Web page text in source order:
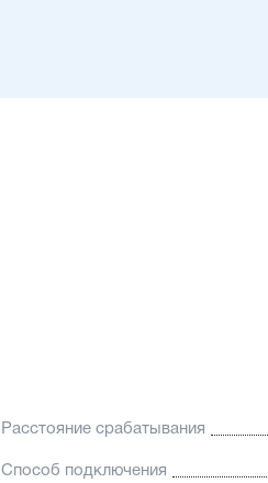
Расстояние срабатывания
Способ подключения